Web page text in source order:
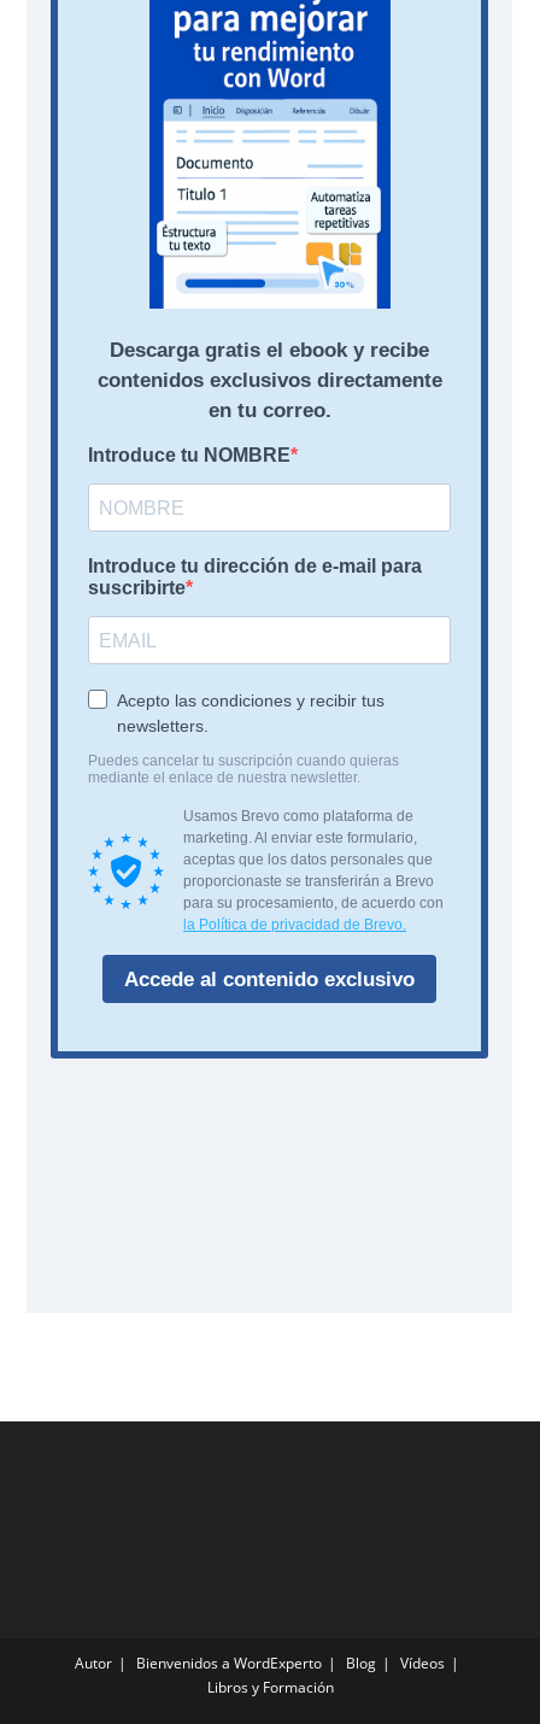
Autor Bienvenidos a WordExperto Blog
Vídeos
Libros y Formación